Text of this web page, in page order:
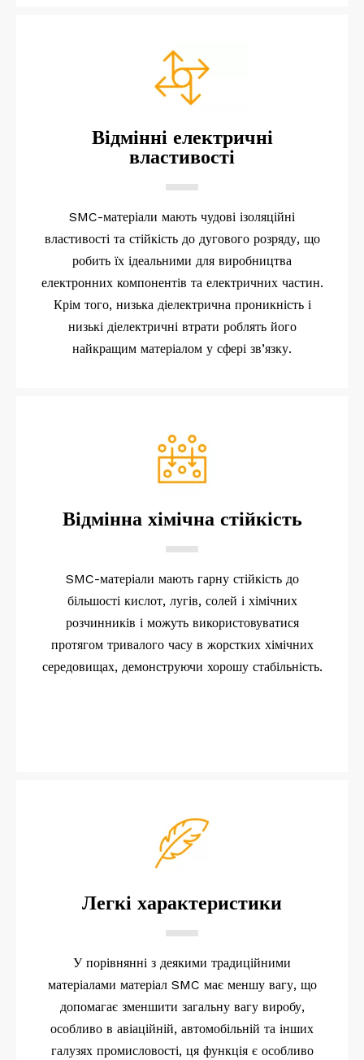
Відмінні електричні
властивості
SMC-матеріали мають чудові ізоляційні
властивості та стійкість до дугового розряду, що
робить їх ідеальними для виробництва
електронних компонентів та електричних частин.
Крім того, низька діелектрична проникність і
низькі діелектричні втрати роблять його
найкращим матеріалом у сфері зв’язку.
Відмінна хімічна стійкість
SMC-матеріали мають гарну стійкість до
більшості кислот, лугів, солей і хімічних
розчинників і можуть використовуватися
протягом тривалого часу в жорстких хімічних
середовищах, демонструючи хорошу стабільність.
Легкі характеристики
У порівнянні з деякими традиційними
матеріалами матеріал SMC має меншу вагу, що
допомагає зменшити загальну вагу виробу,
особливо в авіаційній, автомобільній та інших
галузях промисловості, ця функція є особливо